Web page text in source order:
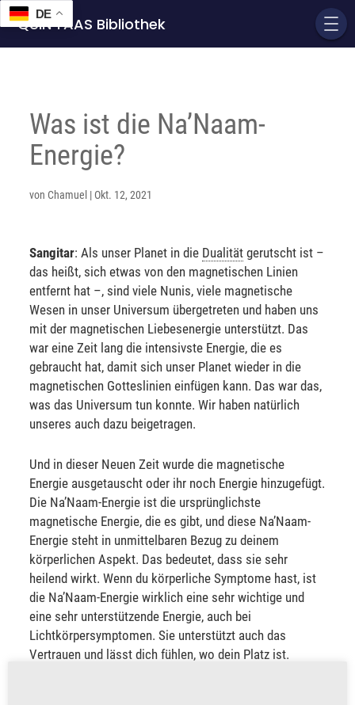
QUIN'TAAS Bibliothek
Was ist die Na’Naam-
Energie?
vonChamuel | Okt. 12, 2021
Sangitar: Als unser Planet in die Dualität gerutscht ist –
das heißt, sich etwas von den magnetischen Linien
entfernt hat –, sind viele Nunis, viele magnetische
Wesen in unser Universum übergetreten und haben uns
mit der magnetischen Liebesenergie unterstützt. Das
war eine Zeit lang die intensivste Energie, die es
gebraucht hat, damit sich unser Planet wieder in die
magnetischen Gotteslinien einfügen kann. Das war das,
was das Universum tun konnte. Wir haben natürlich
unseres auch dazu beigetragen.
Und in dieser Neuen Zeit wurde die magnetische
Energie ausgetauscht oder ihr noch Energie hinzugefügt.
Die Na’Naam-Energie ist die ursprünglichste
magnetische Energie, die es gibt, und diese Na’Naam-
Energie steht in unmittelbaren Bezug zu deinem
körperlichen Aspekt. Das bedeutet, dass sie sehr
heilend wirkt. Wenn du körperliche Symptome hast, ist
die Na’Naam-Energie wirklich eine sehr wichtige und
eine sehr unterstützende Energie, auch bei
Lichtkörpersymptomen. Sie unterstützt auch das
Vertrauen und lässt dich fühlen, wo dein Platz ist.
DE